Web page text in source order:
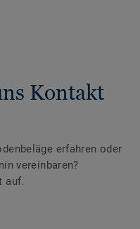
Kontakt
erfahren oder
vereinbaren?
auf.